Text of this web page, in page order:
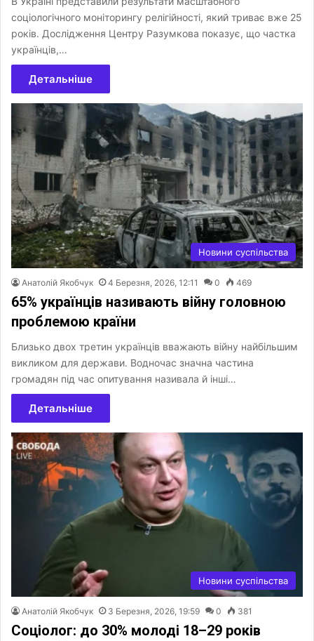
соціологічного моніторингу релігійності, який триває вже 25
років. Дослідження Центру Разумкова показує, що частка
українців,…
Детальніше
Новини суспільства
Анатолій Якобчук 4 Березня, 2026, 12:11 0 469
65% українців називають війну головною
проблемою країни
Близько двох третин українців вважають війну найбільшим
викликом для держави. Водночас значна частина
громадян під час опитування називала й інші…
Детальніше
Новини суспільства
Анатолій Якобчук 3 Березня, 2026, 19:59 0 381
Соціолог: до 30% молоді 18–29 років